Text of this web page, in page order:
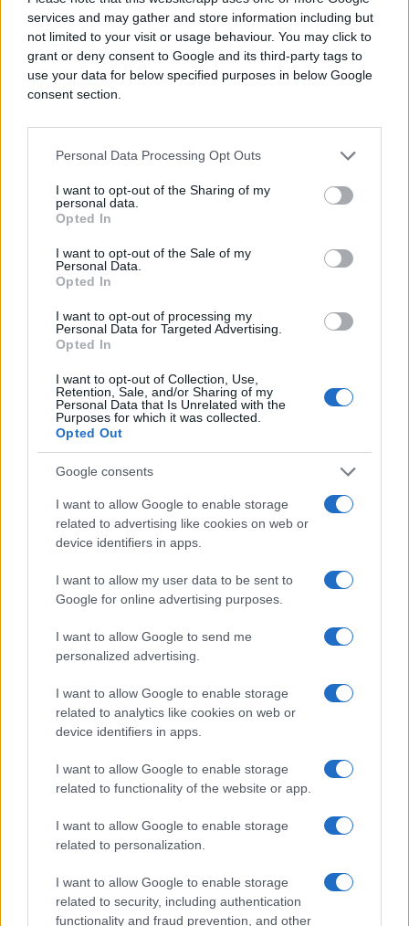
services and may gather and store information including but
not limited to your visit or usage behaviour. You may click to
grant or deny consent to Google and its third-party tags to
use your data for below specified purposes in below Google
consent section.
Personal Data Processing Opt Outs
I want to opt-out of the Sharing of my
personal data.
Opted In
I want to opt-out of the Sale of my
Personal Data.
Opted In
I want to opt-out of processing my
Personal Data for Targeted Advertising.
Opted In
I want to opt-out of Collection, Use,
Retention, Sale, and/or Sharing of my
Personal Data that Is Unrelated with the
Purposes for which it was collected.
Opted Out
Google consents
I want to allow Google to enable storage
related to advertising like cookies on web or
device identifiers in apps.
I want to allow my user data to be sent to
Google for online advertising purposes.
I want to allow Google to send me
personalized advertising.
I want to allow Google to enable storage
related to analytics like cookies on web or
device identifiers in apps.
I want to allow Google to enable storage
related to functionality of the website or app.
I want to allow Google to enable storage
related to personalization.
I want to allow Google to enable storage
related to security, including authentication
functionality and fraud prevention, and other
da su bili na pravom putu.
1. Bik
koliko su njihova upornost i strpljenje bili vrijedni.
Astrolozi navode da Bikovi sada treba da ostanu
vezanim za posao, novac i budućnost.
korak unazad kako bi objektivno sagledali rezultate
svog rada. Upravo ta sposobnost da realno
prednosti.
pristup. Ako primijete da stagniraju, povlače nove
poteze i traže druga rješenja. Iako su poznati po
tvrdoglavosti, Bikovi istovremeno znaju biti veoma
praktični kada žele ostvariti cilj.
Jupiterovog tranzita velike promjene možda neće
ni biti potrebne. Ono na čemu rade počinje
donositi konkretne rezultate, a finansijska
stabilnost i prosperitet postaju sve vidljiviji.
stvaranja dugoročnog obilja i sigurnosti, pa im
savjetuju da nastave istim tempom i vjeruju
vlastitom osjećaju.
NASTAVAK JE NA SLJEDEĆOJ STRANICI--->>>
#horoskop #astrologija